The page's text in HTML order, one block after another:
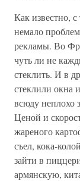
Как известно,
немало
рекламы. Во
чуть ли не
стеклить. И в
стеклили окна
всюду неплохо
Ценой и
жареного
съел, кока-
зайти в
армянскую,